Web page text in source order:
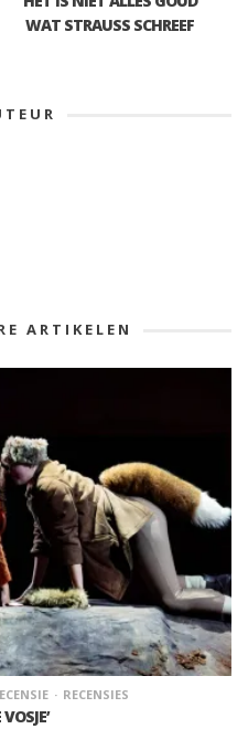
WAT STRAUSS SCHREEF
ARTIKELEN
RECENSIES